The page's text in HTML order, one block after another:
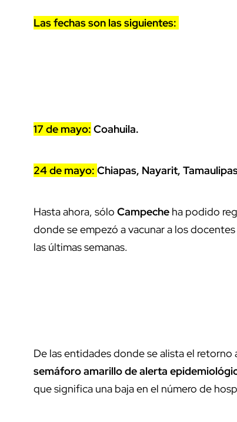
Las fechas son las siguientes:
17 de mayo: Coahuila.
24 de mayo: Chiapas, Nayarit,
Hasta ahora, sólo Campeche ha podido
donde se empezó a vacunar a los
las últimas semanas.
De las entidades donde se alista el retorno
semáforo amarillo de alerta
que significa una baja en el número de